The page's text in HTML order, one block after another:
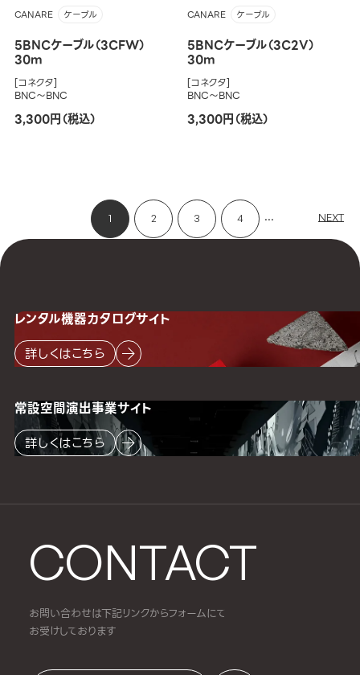
CANARE ケーブル
5BNCケーブル（3CFW）
30m
[コネクタ]
BNC～BNC
3,300円（税込）
CANARE ケーブル
5BNCケーブル（3C2V）
30m
[コネクタ]
BNC～BNC
3,300円（税込）
1 2 3 4 ... NEXT
CONTACT
お問い合わせは下記リンクからフォームにて
お受けしております
レンタル機器カタログサイト
詳しくはこちら
常設空間演出事業サイト
詳しくはこちら